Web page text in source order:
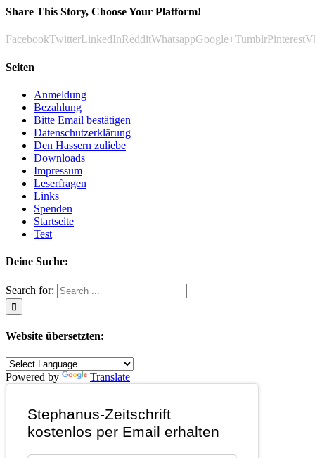
Share This Story, Choose Your Platform!
FacebookTwitterLinkedInRedditWhatsappGoogle+TumblrPinterest
Seiten
Anmeldung
Bezahlung
Bitte Email bestätigen
Datenschutzerklärung
Den Hassern zuliebe
Downloads
Impressum
Leserfragen
Links
Spenden
Startseite
Test
Deine Suche:
Search for:
Website übersetzten:
Powered by Translate